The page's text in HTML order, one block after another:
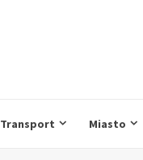
Transport Miasto